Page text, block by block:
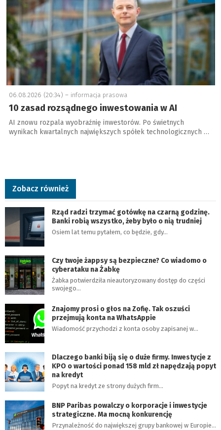
06.08.2026 (20:34) – informacja prasowa
10 zasad rozsądnego inwestowania w AI
AI znowu rozpala wyobraźnię inwestorów. Po świetnych
wynikach kwartalnych największych spółek technologicznych …
Zobacz również
Rząd radzi trzymać gotówkę na czarną godzinę.
Banki robią wszystko, żeby było o nią trudniej
Osiem lat temu pytałem, co będzie, gdy…
Czy twoje żappsy są bezpieczne? Co wiadomo o
cyberataku na Żabkę
Żabka potwierdziła nieautoryzowany dostęp do części
swojego…
Znajomy prosi o głos na Zofię. Tak oszuści
przejmują konta na WhatsAppie
Wiadomość przychodzi z konta osoby zapisanej w…
Dlaczego banki biją się o duże firmy. Inwestycje z
KPO o wartości ponad 158 mld zł napędzają popyt
na kredyt
Popyt na kredyt ze strony dużych firm…
BNP Paribas powalczy o korporacje i inwestycje
strategiczne. Ma mocną konkurencję
Przynależność do największej grupy bankowej w Europie…